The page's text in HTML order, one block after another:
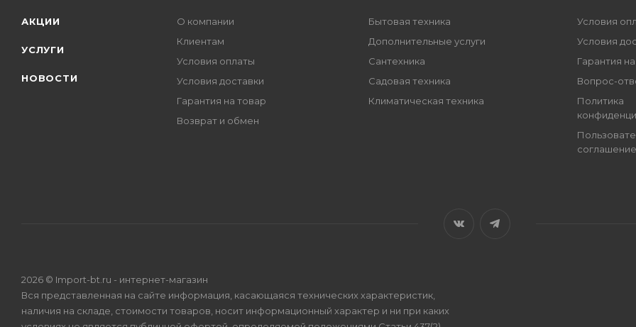
АКЦИИ
УСЛУГИ
НОВОСТИ
О компании
Клиентам
Условия оплаты
Условия доставки
Гарантия на товар
Возврат и обмен
Бытовая техника
Дополнительные услуги
Сантехника
Садовая техника
Климатическая техника
Условия
Условия
Гарантия
Вопрос-
Политика
соглашение
2026 © Import-bt.ru - интернет-магазин
Вся представленная на сайте информация, касающаяся технических характеристик,
наличия на складе, стоимости товаров, носит информационный характер и ни при каких